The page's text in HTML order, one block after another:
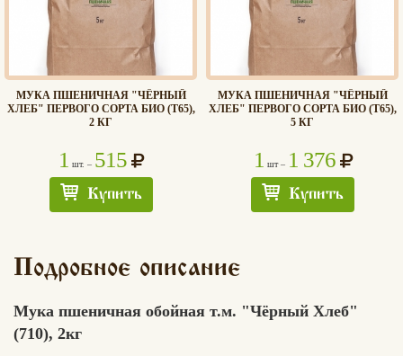
МУКА ПШЕНИЧНАЯ "ЧЁРНЫЙ
ХЛЕБ" ПЕРВОГО СОРТА БИО (T65),
2 КГ
1 шт. – 515
Купить
МУКА ПШЕНИЧНАЯ "ЧЁРНЫЙ
ХЛЕБ" ПЕРВОГО СОРТА БИО (T65),
5 КГ
1 шт – 1 376
Купить
Подробное описание
Мука пшеничная обойная т.м. "Чёрный Хлеб"
(710), 2кг